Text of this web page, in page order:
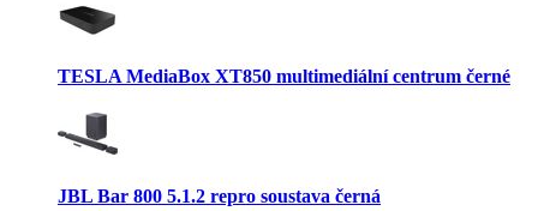
TESLA MediaBox XT850 multimediální centrum černé
JBL Bar 800 5.1.2 repro soustava černá